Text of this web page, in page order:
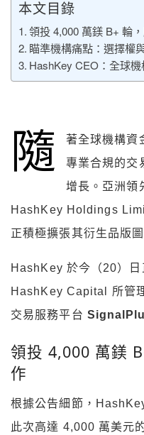
本文目錄
領投 4,000 萬鎂 B+ 輪
瞄準機構痛點：選擇權
HashKey CEO：全球
隨
著全球機構資
專業合規的交
增長。亞洲領
HashKey Holdings
正積極擴張其衍生品版圖
HashKey 於今（20）日
HashKey Capital 所管
交易服務平台
領投 4,000 萬鎂
作
根據公告細節，
此次高達 4,000 萬美元